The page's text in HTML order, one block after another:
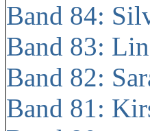
Band 84:
Band 83:
Band 82:
Band 81: